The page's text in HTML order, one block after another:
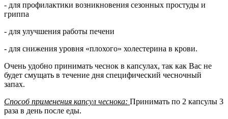
- для профилактики возникновения сезонных простуды и
гриппа
- для улучшения работы печени
- для снижения уровня «плохого» холестерина в крови.
Очень удобно принимать чеснок в капсулах, так как Вас не
будет смущать в течение дня специфический чесночный
запах.
Способ применения капсул чеснока: Принимать по 2 капсулы 3
раза в день после еды.